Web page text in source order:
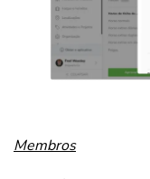
Membros